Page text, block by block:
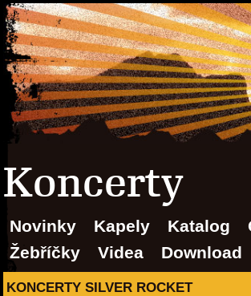
Koncerty
Novinky Kapely Katalog
Žebříčky
Videa Download
KONCERTY SILVER ROCKET